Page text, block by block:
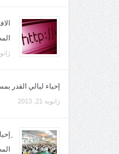
ژانویه
إحياء ليالي القدر
ژانویه 21, 2013